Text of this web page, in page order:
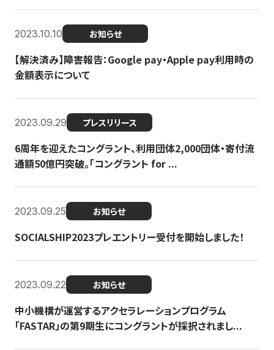
2023.10.10 お知らせ
【解決済み】障害報告：Google pay・Apple pay利用時の
金額表示について
2023.09.29 プレスリリース
6周年を迎えたコングラント、利用団体2,000団体・寄付流
通額50億円突破。「コングラント for ...
2023.09.25 お知らせ
SOCIALSHIP2023プレエントリー受付を開始しました！
2023.09.22 お知らせ
中小機構が運営するアクセラレーションプログラム
「FASTAR」の第9期生にコングラントが採択されまし...